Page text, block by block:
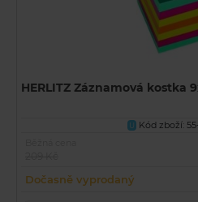
HERLITZ Záznamová kostka
U Kód zboží:
Dočasně vyprodaný